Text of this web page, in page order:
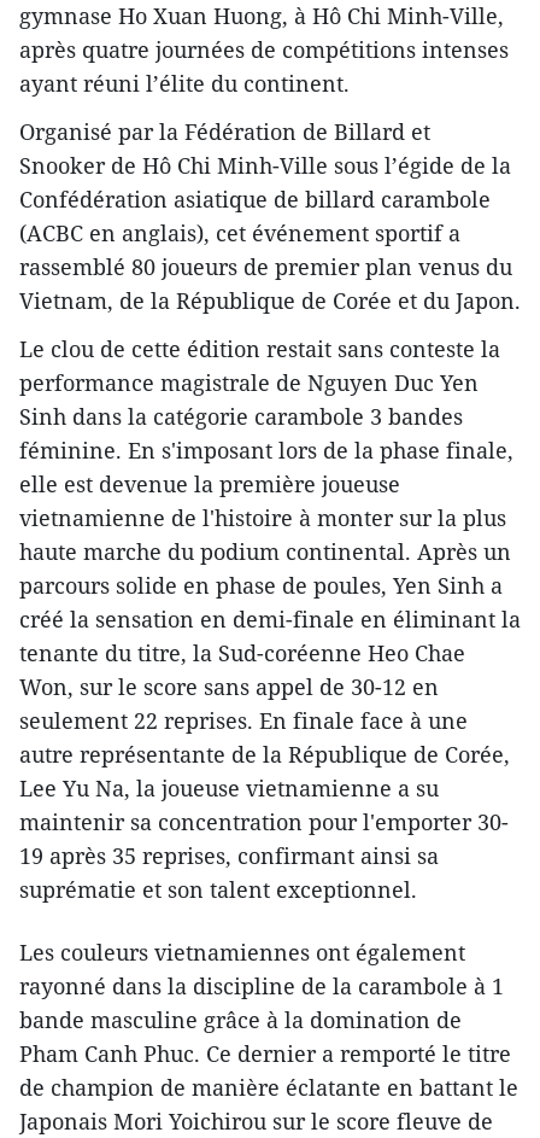
gymnase Ho Xuan Huong, à Hô Chi Minh-Ville,
après quatre journées de compétitions intenses
ayant réuni l’élite du continent.​
Organisé par la Fédération de Billard et
Snooker de Hô Chi Minh-Ville sous l’égide de la
Confédération asiatique de billard carambole
(ACBC en anglais), cet événement sportif a
rassemblé 80 joueurs de premier plan venus du
Vietnam, de la République de Corée et du Japon.
​Le clou de cette édition restait sans conteste la
performance magistrale de Nguyen Duc Yen
Sinh dans la catégorie carambole 3 bandes
féminine. En s'imposant lors de la phase finale,
elle est devenue la première joueuse
vietnamienne de l'histoire à monter sur la plus
haute marche du podium continental. Après un
parcours solide en phase de poules, Yen Sinh a
créé la sensation en demi-finale en éliminant la
tenante du titre, la Sud-coréenne Heo Chae
Won, sur le score sans appel de 30-12 en
seulement 22 reprises. En finale face à une
autre représentante de la République de Corée,
Lee Yu Na, la joueuse vietnamienne a su
maintenir sa concentration pour l'emporter 30-
19 après 35 reprises, confirmant ainsi sa
suprématie et son talent exceptionnel.
​Les couleurs vietnamiennes ont également
rayonné dans la discipline de la carambole à 1
bande masculine grâce à la domination de
Pham Canh Phuc. Ce dernier a remporté le titre
de champion de manière éclatante en battant le
Japonais Mori Yoichirou sur le score fleuve de